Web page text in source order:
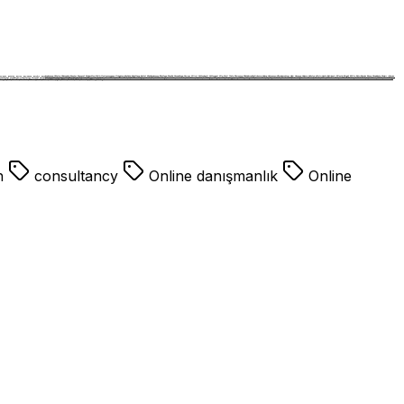
Beşiktaş, Beykoz, Beylikdüzü, Beyoğlu, Büyü
Manisa, Kahramanmaraş, Mardin, Muğla, Muş, Nevşehir, Niğde, Ordu, Rize, Sakarya, Samsun, Siirt, Sinop, Sivas, Tekirdağ, Tokat, Trabzon, Tunceli, Şanlıurfa, Uşak, Van, Yozgat, Zonguldak, Aksaray, Bayburt, Karaman, Kırıkkale, Batman, Şırnak, Bartın, Ardahan, Iğdır, Yalova, Karabük, Kilis, Osmaniye, Düzce, psikolog
consultancy Online danışmanlık
Online